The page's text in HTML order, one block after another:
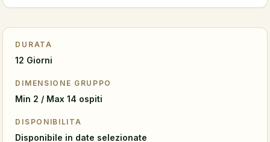
DURATA
12 Giorni
DIMENSIONE GRUPPO
Min 2 / Max 14 ospiti
DISPONIBILITA
Disponibile in date selezionate